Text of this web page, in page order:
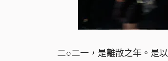
二○二一，是離散之年。是